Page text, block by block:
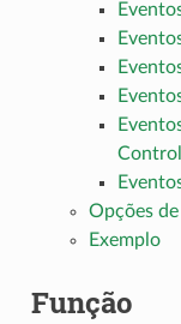
Opções
Exemplo
Função